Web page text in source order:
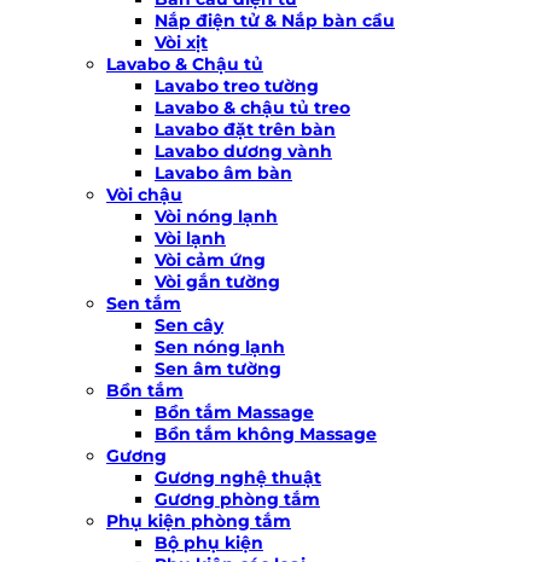
Nắp điện tử & Nắp bàn cầu
Vòi xịt
Lavabo & Chậu tủ
Lavabo treo tường
Lavabo & chậu tủ treo
Lavabo đặt trên bàn
Lavabo dương vành
Lavabo âm bàn
Vòi chậu
Vòi nóng lạnh
Vòi lạnh
Vòi cảm ứng
Vòi gắn tường
Sen tắm
Sen cây
Sen nóng lạnh
Sen âm tường
Bồn tắm
Bồn tắm Massage
Bồn tắm không Massage
Gương
Gương nghệ thuật
Gương phòng tắm
Phụ kiện phòng tắm
Bộ phụ kiện